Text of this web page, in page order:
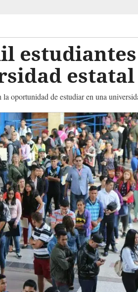
estatal
la oportunidad de estudiar en una